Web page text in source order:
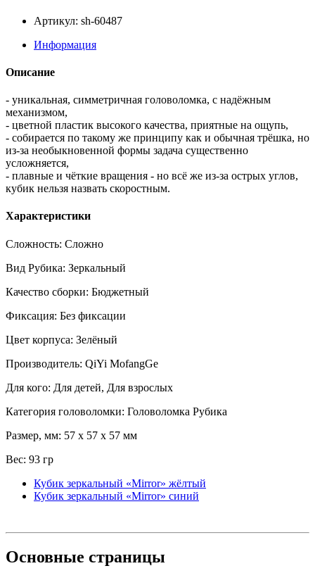
Артикул: sh-60487
Информация
Описание
- уникальная, симметричная головоломка, с надёжным
механизмом,
- цветной пластик высокого качества, приятные на ощупь,
- собирается по такому же принципу как и обычная трёшка, но
из-за необыкновенной формы задача существенно
усложняется,
- плавные и чёткие вращения - но всё же из-за острых углов,
кубик нельзя назвать скоростным.
Характеристики
Сложность: Сложно
Вид Рубика: Зеркальный
Качество сборки: Бюджетный
Фиксация: Без фиксации
Цвет корпуса: Зелёный
Производитель: QiYi MofangGe
Для кого: Для детей, Для взрослых
Категория головоломки: Головоломка Рубика
Размер, мм: 57 x 57 x 57 мм
Вес: 93 гр
Кубик зеркальный «Mirror» жёлтый
Кубик зеркальный «Mirror» синий
Основные страницы